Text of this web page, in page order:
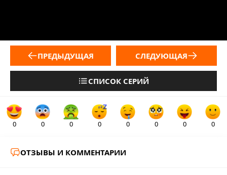
ПРЕДЫДУЩАЯ
СПИСОК СЕРИЙ
СЛЕДУЮЩАЯ
0 0 0 0 0 0 0 0
ОТЗЫВЫ И КОММЕНТАРИИ